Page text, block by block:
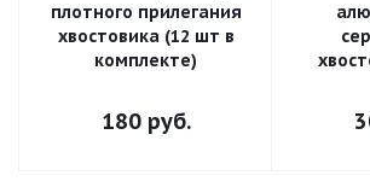
плотного прилегания
хвостовика (12 шт в
комплекте)
180руб.